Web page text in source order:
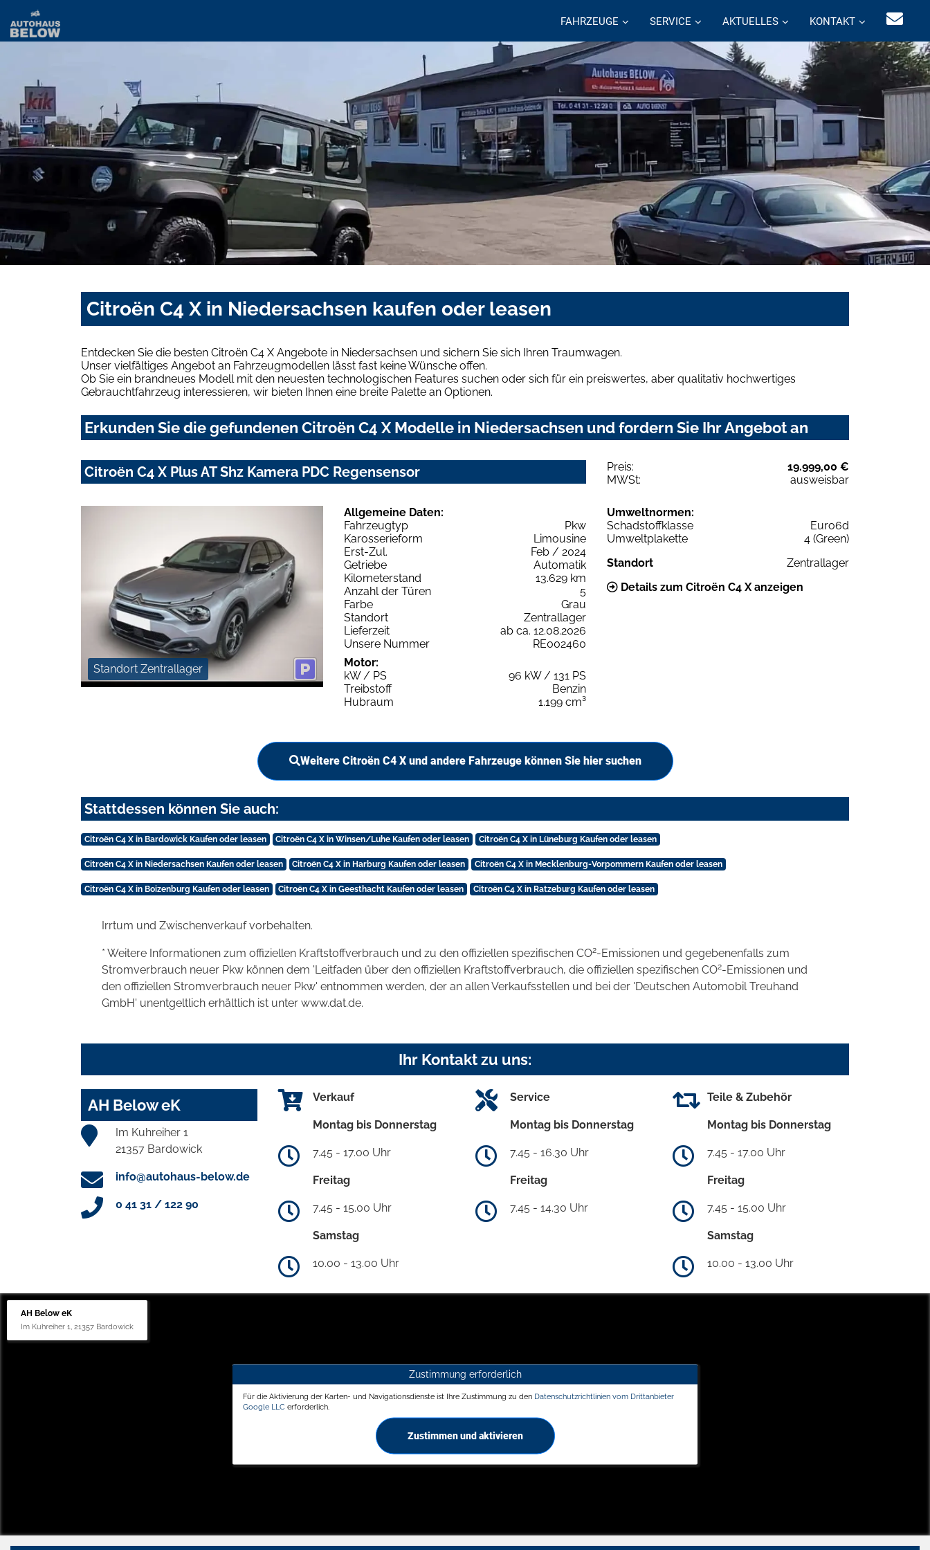
FAHRZEUGE SERVICE AKTUELLES KONTAKT
Citroën C4 X in Niedersachsen kaufen oder leasen
Entdecken Sie die besten Citroën C4 X Angebote in Niedersachsen und sichern Sie sich Ihren Traumwagen.
Unser vielfältiges Angebot an Fahrzeugmodellen lässt fast keine Wünsche offen.
Ob Sie ein brandneues Modell mit den neuesten technologischen Features suchen oder sich für ein preiswertes, aber qualitativ hochwertiges
Gebrauchtfahrzeug interessieren, wir bieten Ihnen eine breite Palette an Optionen.
Erkunden Sie die gefundenen Citroën C4 X Modelle in Niedersachsen und fordern Sie Ihr Angebot an
Citroën C4 X Plus AT Shz Kamera PDC Regensensor Preis:
19.999,00 €
MWSt:
ausweisbar
Standort Zentrallager
Allgemeine Daten:
Fahrzeugtyp
Pkw
Karosserieform
Limousine
Erst-Zul.
Feb / 2024
Getriebe
Automatik
Kilometerstand
13.629 km
Anzahl der Türen
5
Farbe
Grau
Standort
Zentrallager
Lieferzeit
ab ca. 12.08.2026
Unsere Nummer
RE002460
Motor:
kW / PS
96 kW / 131 PS
Treibstoff
Benzin
Hubraum
1.199 cm³
Umweltnormen:
Schadstoffklasse
Euro6d
Umweltplakette
4 (Green)
Standort
Zentrallager
Details zum Citroën C4 X anzeigen
Weitere Citroën C4 X und andere Fahrzeuge können Sie hier suchen
Stattdessen können Sie auch:
Citroën C4 X in Bardowick Kaufen oder leasen Citroën C4 X in Winsen/Luhe Kaufen oder leasen Citroën C4 X in Lüneburg Kaufen oder leasen
Citroën C4 X in Niedersachsen Kaufen oder leasen Citroën C4 X in Harburg Kaufen oder leasen Citroën C4 X in Mecklenburg-Vorpommern Kaufen oder leasen
Citroën C4 X in Boizenburg Kaufen oder leasen Citroën C4 X in Geesthacht Kaufen oder leasen Citroën C4 X in Ratzeburg Kaufen oder leasen
Irrtum und Zwischenverkauf vorbehalten.
* Weitere Informationen zum offiziellen Kraftstoffverbrauch und zu den offiziellen spezifischen CO2-Emissionen und gegebenenfalls zum
Stromverbrauch neuer Pkw können dem 'Leitfaden über den offiziellen Kraftstoffverbrauch, die offiziellen spezifischen CO2-Emissionen und
den offiziellen Stromverbrauch neuer Pkw' entnommen werden, der an allen Verkaufsstellen und bei der 'Deutschen Automobil Treuhand
GmbH' unentgeltlich erhältlich ist unter www.dat.de.
Ihr Kontakt zu uns:
AH Below eK
Im Kuhreiher 1
21357 Bardowick
info@autohaus-below.de
0 41 31 / 122 90
Verkauf
Montag bis Donnerstag
7.45 - 17.00 Uhr
Freitag
7.45 - 15.00 Uhr
Samstag
10.00 - 13.00 Uhr
Service
Montag bis Donnerstag
7.45 - 16.30 Uhr
Freitag
7.45 - 14.30 Uhr
Teile & Zubehör
Montag bis Donnerstag
7.45 - 17.00 Uhr
Freitag
7.45 - 15.00 Uhr
Samstag
10.00 - 13.00 Uhr
AH Below eK
Im Kuhreiher 1, 21357 Bardowick
Zustimmung erforderlich
Für die Aktivierung der Karten- und Navigationsdienste ist Ihre Zustimmung zu den Datenschutzrichtlinien vom Drittanbieter
Google LLC erforderlich.
Zustimmen und aktivieren